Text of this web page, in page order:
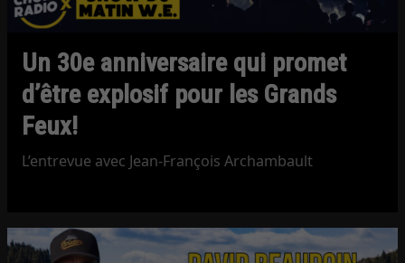
Un 30e anniversaire qui promet
d’être explosif pour les Grands
Feux!
L’entrevue avec Jean-François Archambault